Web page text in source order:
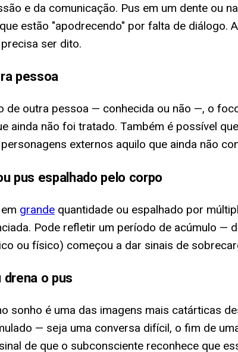
e da comunicação. Pus em um dente ou
estão "apodrecendo" por falta de diálogo.
ser dito.
pessoa
de outra pessoa — conhecida ou não —, o
ainda não foi tratado. Também é possível
externos aquilo que ainda não
pus espalhado pelo corpo
grande quantidade ou espalhado por
Pode refletir um período de acúmulo
ou físico) começou a dar sinais de
o pus
sonho é uma das imagens mais catárticas
— seja uma conversa difícil, o fim de
de que o subconsciente reconhece que